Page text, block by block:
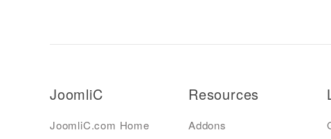
JoomliC
JoomliC.com Home
Resources
Addons